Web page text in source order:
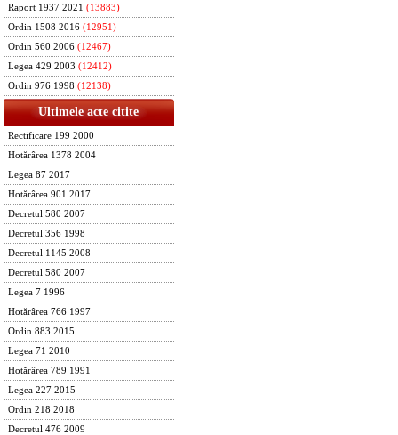
Raport 1937 2021 (13883)
Ordin 1508 2016 (12951)
Ordin 560 2006 (12467)
Legea 429 2003 (12412)
Ordin 976 1998 (12138)
Ultimele acte citite
Rectificare 199 2000
Hotărârea 1378 2004
Legea 87 2017
Hotărârea 901 2017
Decretul 580 2007
Decretul 356 1998
Decretul 1145 2008
Decretul 580 2007
Legea 7 1996
Hotărârea 766 1997
Ordin 883 2015
Legea 71 2010
Hotărârea 789 1991
Legea 227 2015
Ordin 218 2018
Decretul 476 2009